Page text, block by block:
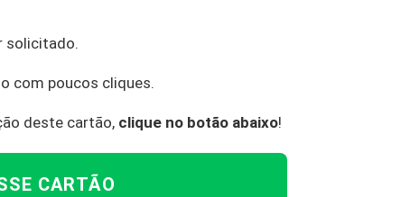
solicitado.
com poucos cliques.
deste cartão, clique no botão abaixo!
CARTÃO